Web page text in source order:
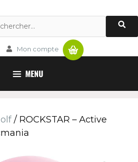
Mon compte Panier
MENU
/ ROCKSTAR – Active